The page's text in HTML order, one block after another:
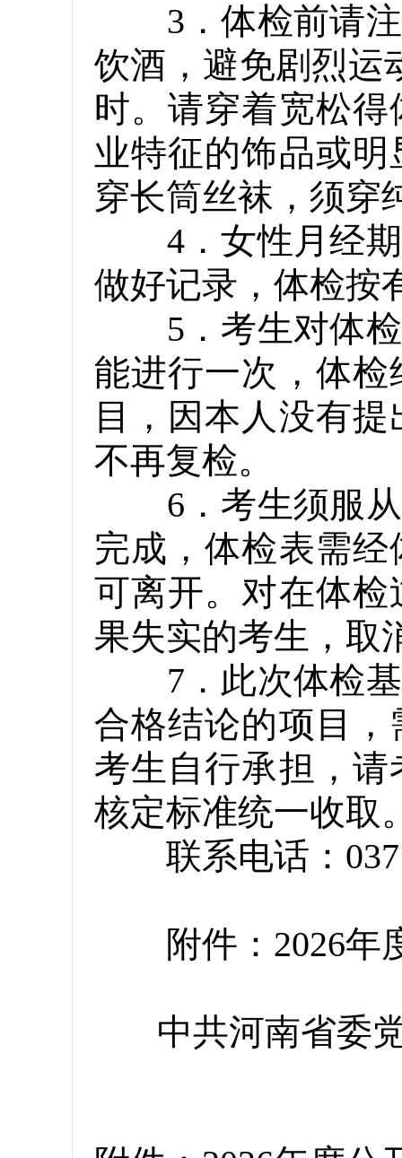
3．体检前请注
饮酒，避免剧烈运
时。请穿着宽松
业特征的饰品或
穿长筒丝袜，须穿
4．女性月经期
做好记录，体检按
5．考生对体检
能进行一次，体
目，因本人没有
不再复检。
6．考生须服从
完成，体检表需
可离开。对在体
果失实的考生，取
7．此次体检基
合格结论的项目
考生自行承担，
核定标准统一收取
联系电话：
附件：2026年度
中共河南省委